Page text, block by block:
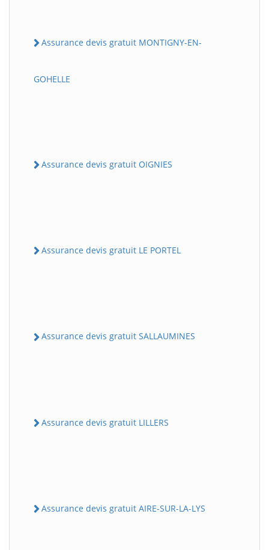
Assurance devis gratuit MONTIGNY-EN-
GOHELLE
Assurance devis gratuit OIGNIES
Assurance devis gratuit LE PORTEL
Assurance devis gratuit SALLAUMINES
Assurance devis gratuit LILLERS
Assurance devis gratuit AIRE-SUR-LA-LYS